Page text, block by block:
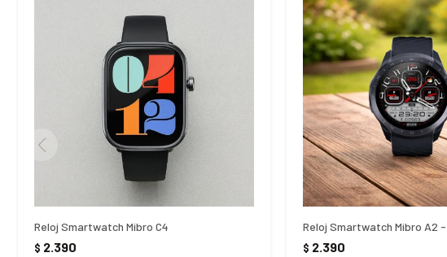
Reloj Smartwatch Mibro C4
$ 2.390
Reloj Smartwatch Mibro A2 -
$ 2.390